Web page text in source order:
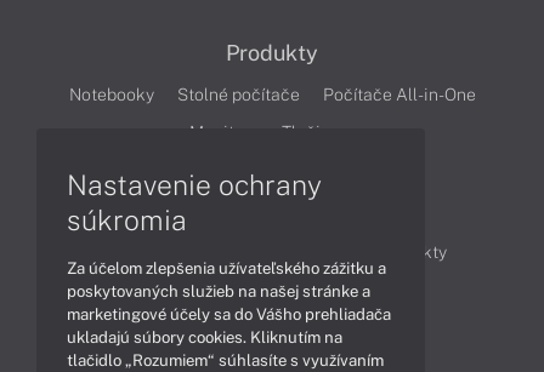
Produkty
Notebooky Stolné počítače
Počítače All-in-One
Monitory
Tlačiarne
Produkty
Technológie
Videá
Nastavenie ochrany
súkromia
Za účelom zlepšenia užívateľského zážitku a
poskytovaných služieb na našej stránke a
marketingové účely sa do Vášho prehliadača
ukladajú súbory cookies. Kliknutím na
tlačidlo „Rozumiem“ súhlasíte s využívaním